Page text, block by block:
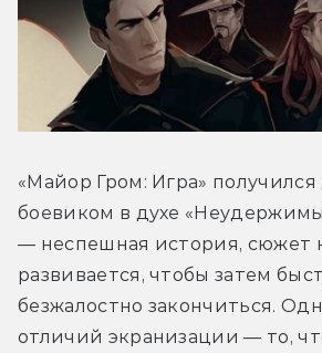
«Майор Гром: Игра»
боевиком в духе
— неспешная история, сюжет
развивается, чтобы затем
безжалостно закончиться.
отличий экранизации — то,